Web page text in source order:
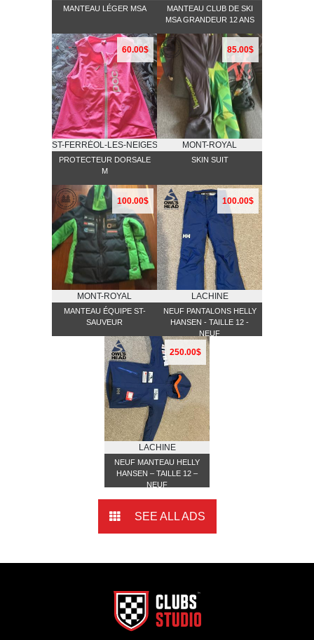
MANTEAU LÉGER MSA
MANTEAU CLUB DE SKI
MSA GRANDEUR 12 ANS
60.00$
ST-FERRĖOL-LES-NEIGES
PROTECTEUR DORSALE
M
85.00$
MONT-ROYAL
SKIN SUIT
100.00$
MONT-ROYAL
MANTEAU ÉQUIPE ST-
SAUVEUR
100.00$
LACHINE
NEUF PANTALONS HELLY
HANSEN - TAILLE 12 -
NEUF
250.00$
LACHINE
NEUF MANTEAU HELLY
HANSEN – TAILLE 12 –
NEUF
SEE ALL ADS